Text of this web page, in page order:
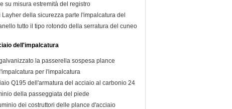
su misura estremità del registro
Layher della sicurezza parte l'impalcatura del
tutto il tipo rotondo della serratura del cuneo
dell'impalcatura
la passerella sospesa plance
per l'impalcatura
Q195 dell'armatura del acciaio al carbonio 24
della passeggiata del piede
dei costruttori delle plance d'acciaio